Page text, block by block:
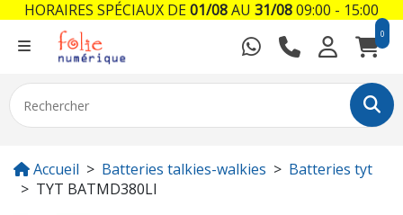
0
Accueil Batteries talkies-walkies
Batteries tyt
TYT BATMD380LI
HORAIRES SPÉCIAUX DE01/08AU 31/0809:00 - 15:00